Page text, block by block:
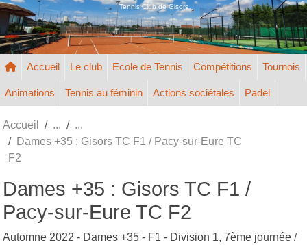
Tennis Club de Gisors
Accueil Le club Ecole de Tennis Compétitions Tournois
Animations Tennis au féminin Actions sociétales Padel
Accueil
Dames +35 : Gisors TC F1 / Pacy-sur-Eure TC
F2
Dames +35 : Gisors TC F1 /
Pacy-sur-Eure TC F2
Automne 2022 - Dames +35 - F1 - Division 1, 7ème journée /
Panneau de gestion des cookies